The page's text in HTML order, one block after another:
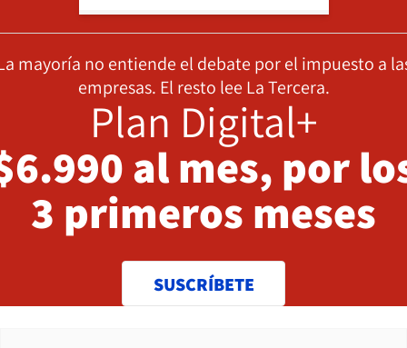
mayoría no entiende el debate por el impuesto a
empresas. El resto lee La Tercera.
Plan Digital+
al mes, por
3 primeros meses
SUSCRÍBETE